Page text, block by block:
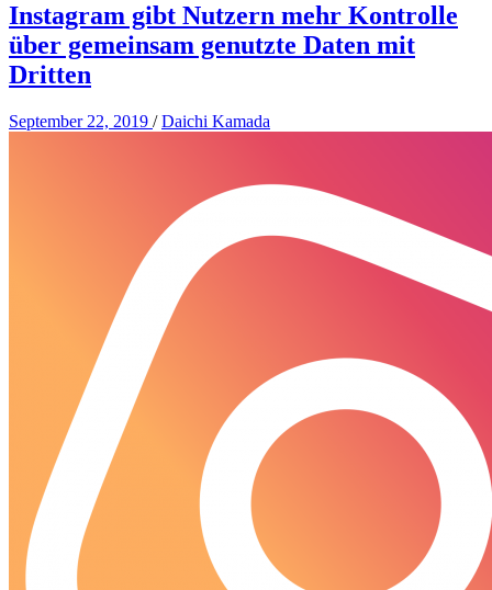
Instagram gibt Nutzern mehr Kontrolle
über gemeinsam genutzte Daten mit
Dritten
September 22, 2019 /Daichi Kamada